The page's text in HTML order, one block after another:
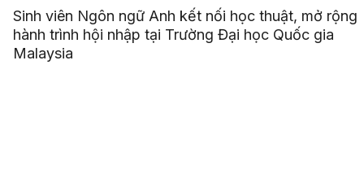
Sinh viên Ngôn ngữ Anh kết nối học thuật, mở rộng
hành trình hội nhập tại Trường Đại học Quốc gia
Malaysia